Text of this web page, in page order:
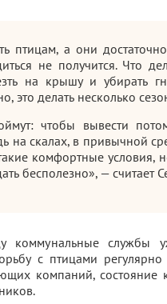
птицам, а они
не получится. Что
на крышу и убирать
это делать несколько
чтобы вывести
на скалах, в привычной
комфортные условия,
бесполезно», — считает
коммунальные службы
с птицами
компаний,